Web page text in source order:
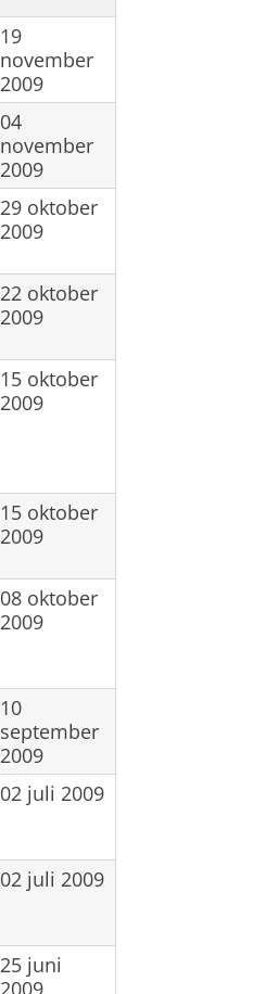
19
november
2009
04
november
2009
29 oktober
2009
22 oktober
2009
15 oktober
2009
15 oktober
2009
08 oktober
2009
10
september
2009
02 juli 2009
02 juli 2009
25 juni